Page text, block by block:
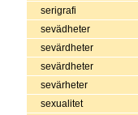
serigrafi
sevädheter
sevärdheter
sevärdheter
sevärheter
sexualitet